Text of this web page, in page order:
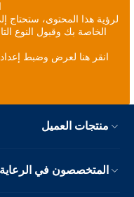
لرؤية هذا المحتوى، ستحتاج
الخاصة بك وقبول النوع
انقر هنا لعرض وضبط
منتجات العميل
المتخصصون في